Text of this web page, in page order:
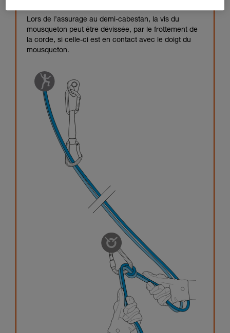
Lors de l’assurage au demi-cabestan, la vis du
mousqueton peut être dévissée, par le frottement de
la corde, si celle-ci est en contact avec le doigt du
mousqueton.